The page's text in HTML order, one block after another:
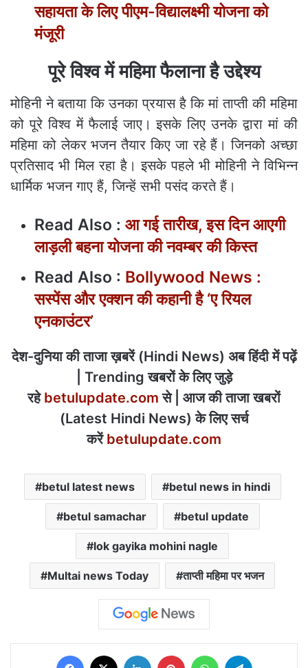
सहायता के लिए पीएम-विद्यालक्ष्मी योजना को
मंजूरी
पूरे विश्व में महिमा फैलाना है उद्देश्य
मोहिनी ने बताया कि उनका प्रयास है कि मां ताप्ती की महिमा
को पूरे विश्व में फैलाई जाए। इसके लिए उनके द्वारा मां की
महिमा को लेकर भजन तैयार किए जा रहे हैं। जिनको अच्छा
प्रतिसाद भी मिल रहा है। इसके पहले भी मोहिनी ने विभिन्न
धार्मिक भजन गाए हैं, जिन्हें सभी पसंद करते हैं।
Read Also : आ गई तारीख, इस दिन आएगी
लाड़ली बहना योजना की नवम्बर की किस्त
Read Also : Bollywood News :
सस्पेंस और एक्शन की कहानी है ‘ए रियल
एनकाउंटर’
देश-दुनिया की ताजा ख़बरें (Hindi News) अब हिंदी में पढ़ें
| Trending खबरों के लिए जुड़े
रहे betulupdate.com से | आज की ताजा खबरों
(Latest Hindi News) के लिए सर्च
करें betulupdate.com
betul latest news betul news in hindi
betul samachar betul update
lok gayika mohini nagle
Multai news Today ताप्ती महिमा पर भजन
Facebook LinkedIn PinterestWhatsApp